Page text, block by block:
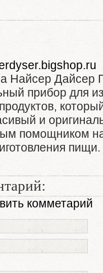
Найсер Дайсер
прибор для
и
помощником на
пищи.
комметарий